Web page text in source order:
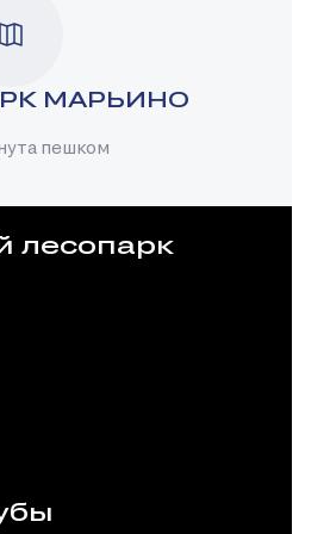
МАРЬИНО
пешком
лесопарк